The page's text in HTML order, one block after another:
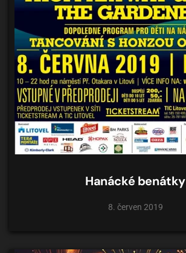
Hanácké benátky
8. červen 2019